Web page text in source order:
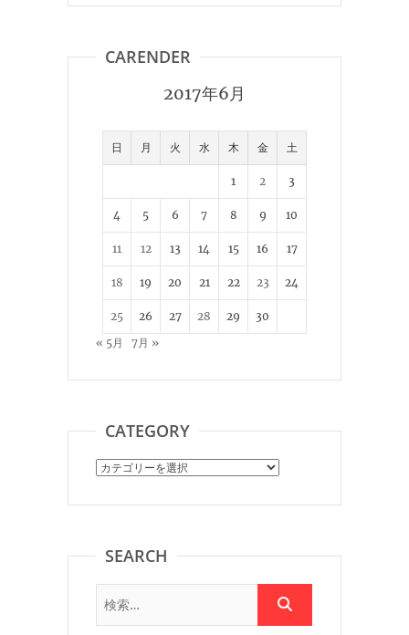
CARENDER
2017年6月
日 月 火 水 木 金 土
1 2 3
4 5 6 7 8 9 10
11 12 13 14 15 16 17
18 19 20 21 22 23 24
25 26 27 28 29
30
« 5月
7月 »
CATEGORY
Category
SEARCH